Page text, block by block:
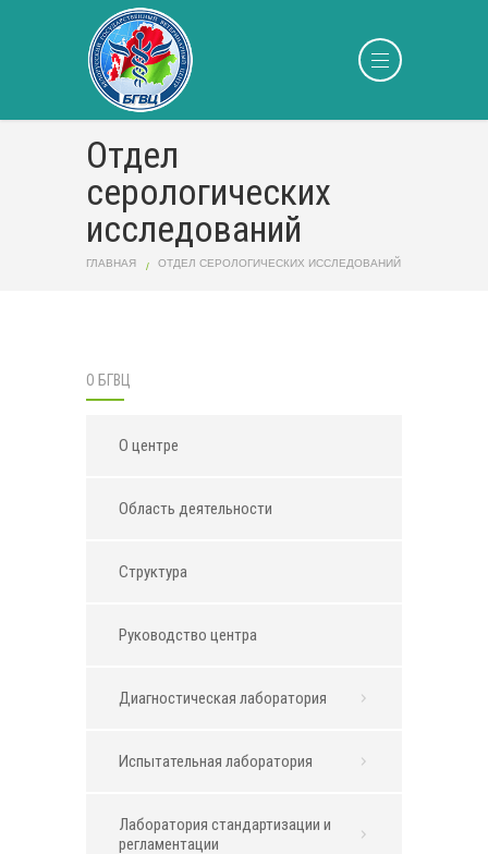
Отдел
серологических
исследований
ГЛАВНАЯ ОТДЕЛ СЕРОЛОГИЧЕСКИХ ИССЛЕДОВАНИЙ
О БГВЦ
О центре
Область деятельности
Структура
Руководство центра
Диагностическая лаборатория
Испытательная лаборатория
Лаборатория стандартизации и
регламентации